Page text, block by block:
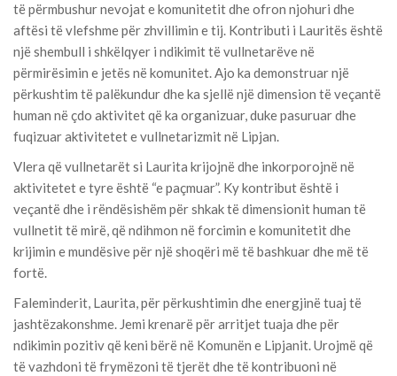
të përmbushur nevojat e komunitetit dhe ofron njohuri dhe
aftësi të vlefshme për zhvillimin e tij. Kontributi i Lauritës është
një shembull i shkëlqyer i ndikimit të vullnetarëve në
përmirësimin e jetës në komunitet. Ajo ka demonstruar një
përkushtim të palëkundur dhe ka sjellë një dimension të veçantë
human në çdo aktivitet që ka organizuar, duke pasuruar dhe
fuqizuar aktivitetet e vullnetarizmit në Lipjan.
Vlera që vullnetarët si Laurita krijojnë dhe inkorporojnë në
aktivitetet e tyre është “e paçmuar”. Ky kontribut është i
veçantë dhe i rëndësishëm për shkak të dimensionit human të
vullnetit të mirë, që ndihmon në forcimin e komunitetit dhe
krijimin e mundësive për një shoqëri më të bashkuar dhe më të
fortë.
Faleminderit, Laurita, për përkushtimin dhe energjinë tuaj të
jashtëzakonshme. Jemi krenarë për arritjet tuaja dhe për
ndikimin pozitiv që keni bërë në Komunën e Lipjanit. Urojmë që
të vazhdoni të frymëzoni të tjerët dhe të kontribuoni në